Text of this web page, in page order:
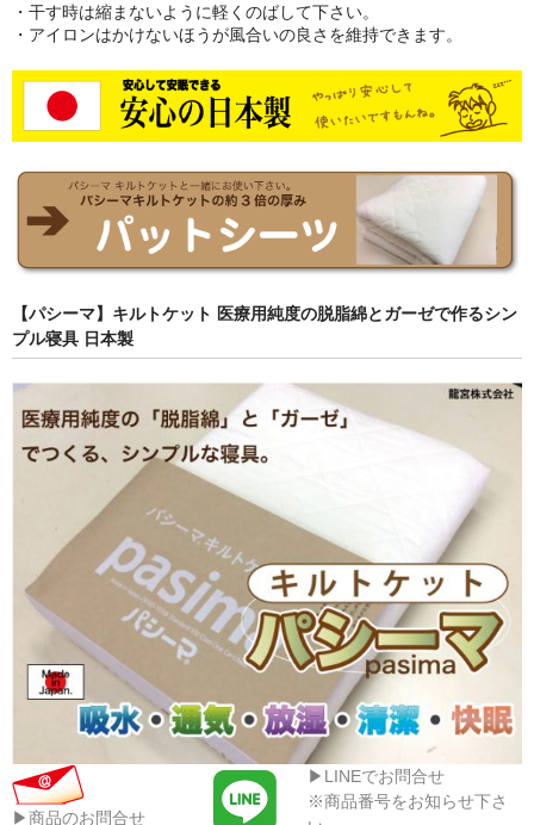
・干す時は縮まないように軽くのばして下さい。
・アイロンはかけないほうが風合いの良さを維持できます。
【パシーマ】キルトケット 医療用純度の脱脂綿とガーゼで作るシン
プル寝具 日本製
▶商品のお問合せ
▶LINEでお問合せ
※商品番号をお知らせ下さ